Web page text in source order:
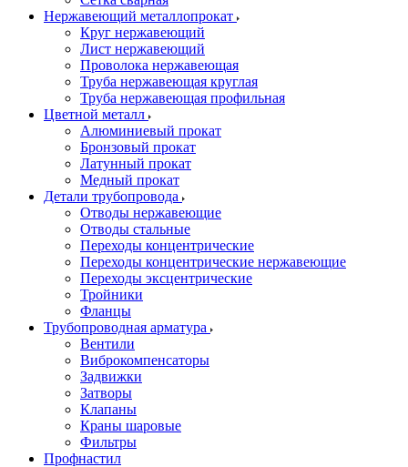
Нержавеющий металлопрокат
Круг нержавеющий
Лист нержавеющий
Проволока нержавеющая
Труба нержавеющая круглая
Труба нержавеющая профильная
Цветной металл
Алюминиевый прокат
Бронзовый прокат
Латунный прокат
Медный прокат
Детали трубопровода
Отводы нержавеющие
Отводы стальные
Переходы концентрические
Переходы концентрические нержавеющие
Переходы эксцентрические
Тройники
Фланцы
Трубопроводная арматура
Вентили
Виброкомпенсаторы
Задвижки
Затворы
Клапаны
Краны шаровые
Фильтры
Профнастил